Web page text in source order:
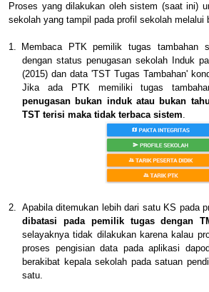
Proses yang dilakukan oleh sistem (saat ini)
sekolah yang tampil pada profil sekolah melalui
1.
Membaca PTK pemilik tugas tambahan
dengan status penugasan sekolah Induk
(2015) dan data 'TST Tugas Tambahan'
Jika ada PTK memiliki tugas
penugasan bukan induk atau bukan
TST terisi maka tidak terbaca sistem.
2. Apabila ditemukan lebih dari satu KS pada
dibatasi pada pemilik tugas dengan
selayaknya tidak dilakukan karena kalau
proses pengisian data pada aplikasi
berakibat kepala sekolah pada satuan
satu.